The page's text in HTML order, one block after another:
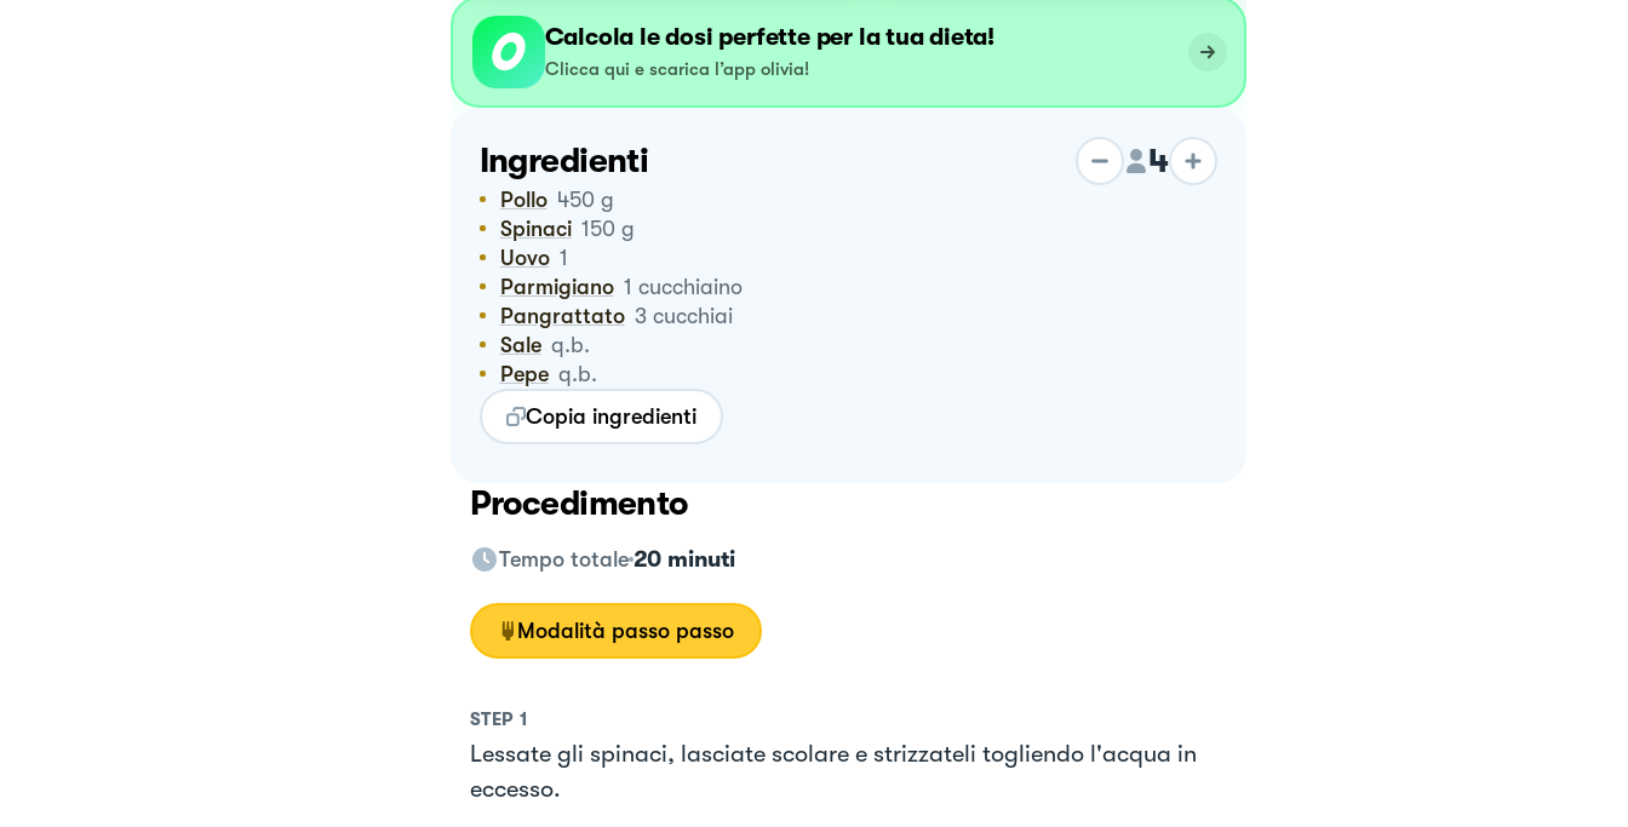
Calcola le dosi perfette per la tua dieta!
Clicca qui e scarica l’app olivia!
Ingredienti 4
Pollo 450 g
Spinaci 150 g
Uovo 1
Parmigiano 1 cucchiaino
Pangrattato 3 cucchiai
Sale q.b.
Pepe q.b.
Copia ingredienti
Procedimento
Tempo totale 20 minuti
Modalità passo passo
STEP 1
Lessate gli spinaci, lasciate scolare e strizzateli togliendo l'acqua in
eccesso.